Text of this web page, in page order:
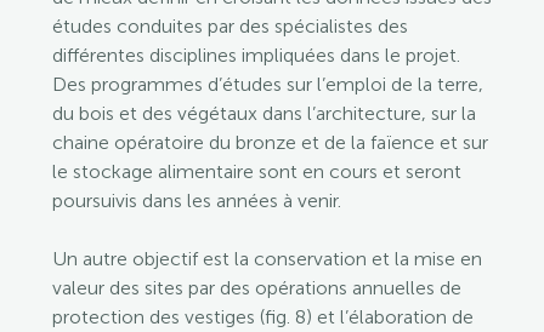
études conduites par des spécialistes des
différentes disciplines impliquées dans le projet.
Des programmes d’études sur l’emploi de la terre,
du bois et des végétaux dans l’architecture, sur la
chaine opératoire du bronze et de la faïence et sur
le stockage alimentaire sont en cours et seront
poursuivis dans les années à venir.
Un autre objectif est la conservation et la mise en
valeur des sites par des opérations annuelles de
protection des vestiges (fig. 8) et l’élaboration de